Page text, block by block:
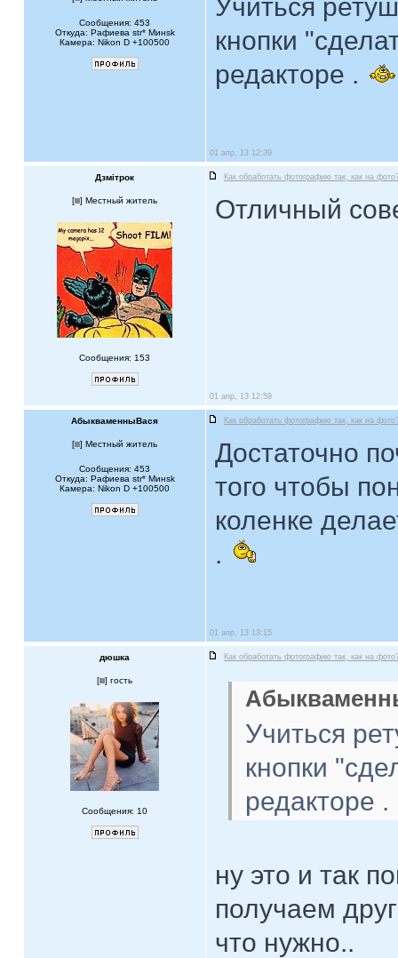
Сообщения: 453
Откуда: Рафиева str* Mинsk
Камера: Nikon D +100500
Учиться
кнопки
редакторе .
01 апр, 13 12:39
Дзмiтрок Как обработать фотографию так, как на
[ ] Местный житель
Сообщения: 153
Отличный
01 апр, 13 12:59
АбыкваменныВася Как обработать фотографию так, как на
[ ] Местный житель
Сообщения: 453
Откуда: Рафиева str* Mинsk
Камера: Nikon D +100500
Достаточно
того чтобы
коленке
.
01 апр, 13 13:15
дюшка Как обработать фотографию так, как на
[ ] гость
Сообщения: 10
Учиться
кнопки
редакторе .
ну это и так
получаем
что нужно..